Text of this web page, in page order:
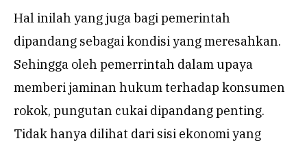
Hal inilah yang juga bagi pemerintah
dipandang sebagai kondisi yang meresahkan.
Sehingga oleh pemerrintah dalam upaya
memberi jaminan hukum terhadap konsumen
rokok, pungutan cukai dipandang penting.
Tidak hanya dilihat dari sisi ekonomi yang